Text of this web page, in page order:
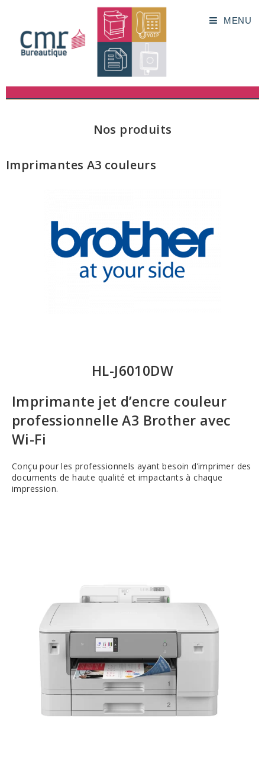
MENU
Nos produits
Imprimantes A3 couleurs
HL-J6010DW
Imprimante jet d’encre couleur
professionnelle A3 Brother avec
Wi-Fi
Conçu pour les professionnels ayant besoin d’imprimer des
documents de haute qualité et impactants à chaque
impression.